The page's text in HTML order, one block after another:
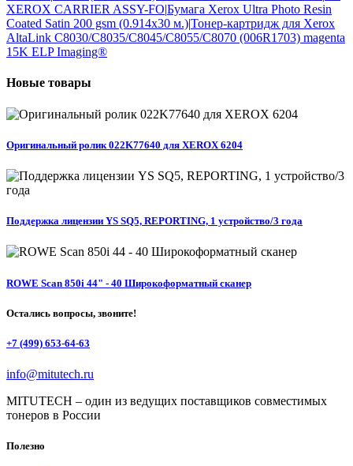
XEROX CARRIER ASSY-FO|Бумага Xerox Ultra Photo Resin
Coated Satin 200 gsm (0.914х30 м.)|Тонер-картридж для Xerox
AltaLink C8030/C8035/C8045/C8055/C8070 (006R1703) magenta
15K ELP Imaging®
Новые товары
Оригинальный ролик 022K77640 для XEROX 6204
Поддержка лицензии YS SQ5, REPORTING, 1 устройство/3 года
ROWE Scan 850i 44" - 40 Широкоформатный сканер
Остались вопросы, звоните!
+7 (499) 653-64-63
info@mitutech.ru
MITUTECH – один из ведущих поставщиков совместимых
тонеров в России
Полезно